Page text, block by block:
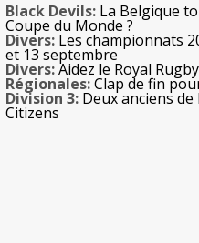
Black Devils: La Belgique
Coupe du Monde ?
Divers: Les championnats
et 13 septembre
Divers:Aidez le Royal
Régionales:Clap de fin
Division 3: Deux anciens
Citizens